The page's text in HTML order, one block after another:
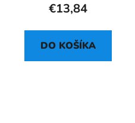
€13,84
DO KOŠÍKA